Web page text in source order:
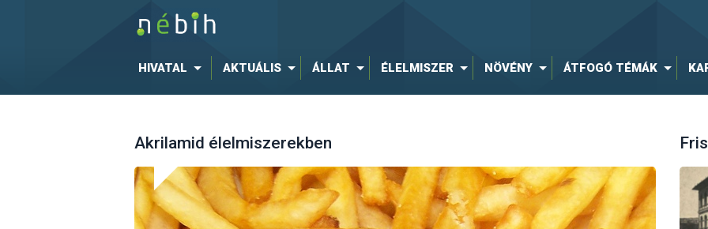
HIVATAL AKTUÁLIS ÁLLAT ÉLELMISZER NÖVÉNY ÁTFOGÓ TÉMÁK
Akrilamid élelmiszerekben